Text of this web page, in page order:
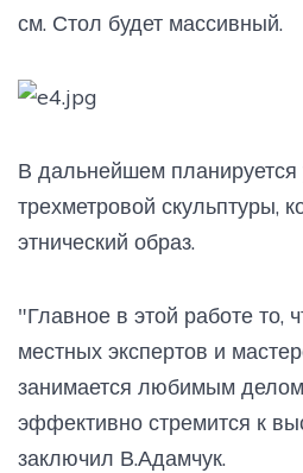
см. Стол будет массивный.
В дальнейшем планируется
трехметровой скульптуры,
этнический образ.
"Главное в этой работе то,
местных экспертов и
занимается любимым
эффективно стремится к
заключил В.Адамчук.